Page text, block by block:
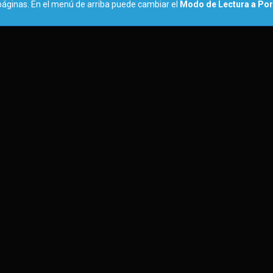
En el menú de arriba puede cambiar el
Modo de Lectura a